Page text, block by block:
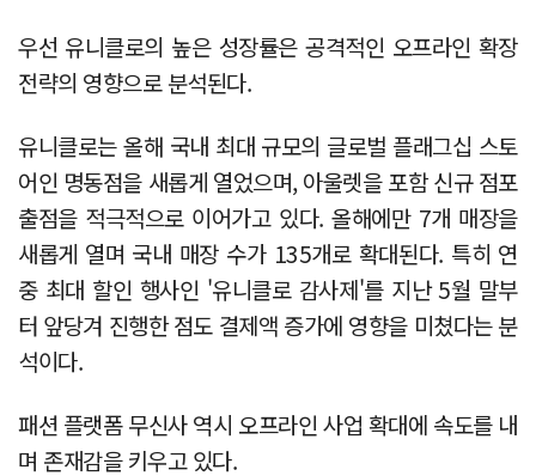
우선 유니클로의 높은 성장률은 공격적인 오프라인 확장
전략의 영향으로 분석된다.
유니클로는 올해 국내 최대 규모의 글로벌 플래그십 스토
어인 명동점을 새롭게 열었으며, 아울렛을 포함 신규 점포
출점을 적극적으로 이어가고 있다. 올해에만 7개 매장을
새롭게 열며 국내 매장 수가 135개로 확대된다. 특히 연
중 최대 할인 행사인 '유니클로 감사제'를 지난 5월 말부
터 앞당겨 진행한 점도 결제액 증가에 영향을 미쳤다는 분
석이다.
패션 플랫폼 무신사 역시 오프라인 사업 확대에 속도를 내
며 존재감을 키우고 있다.